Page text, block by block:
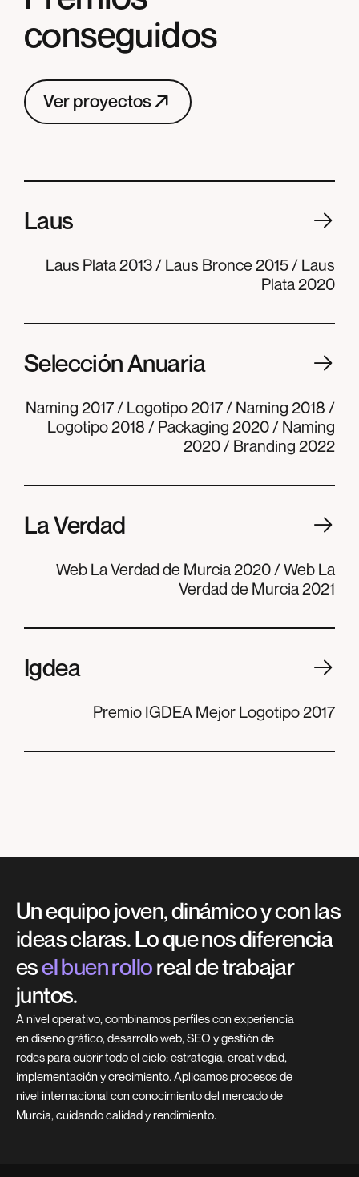
conseguidos
Ver proyectos
Ver proyectos
Laus
Laus Plata 2013 / Laus Bronce 2015 / Laus
Plata 2020
Selección Anuaria
Naming 2017 / Logotipo 2017 / Naming 2018 /
Logotipo 2018 / Packaging 2020 / Naming
2020 / Branding 2022
La Verdad
Web La Verdad de Murcia 2020 / Web La
Verdad de Murcia 2021
Igdea
Premio IGDEA Mejor Logotipo 2017
Un equipo joven, dinámico y conlas
ideas claras. Lo que nosdiferencia
esel buen rollorealde trabajar
juntos.
A nivel operativo, combinamos perfiles con experiencia
en diseñográfico, desarrollo web, SEO y gestión de
redes para cubrir todo el ciclo: estrategia, creatividad,
implementación y crecimiento. Aplicamos procesos de
nivel internacional con conocimiento del mercado de
Murcia, cuidando calidad y rendimiento.